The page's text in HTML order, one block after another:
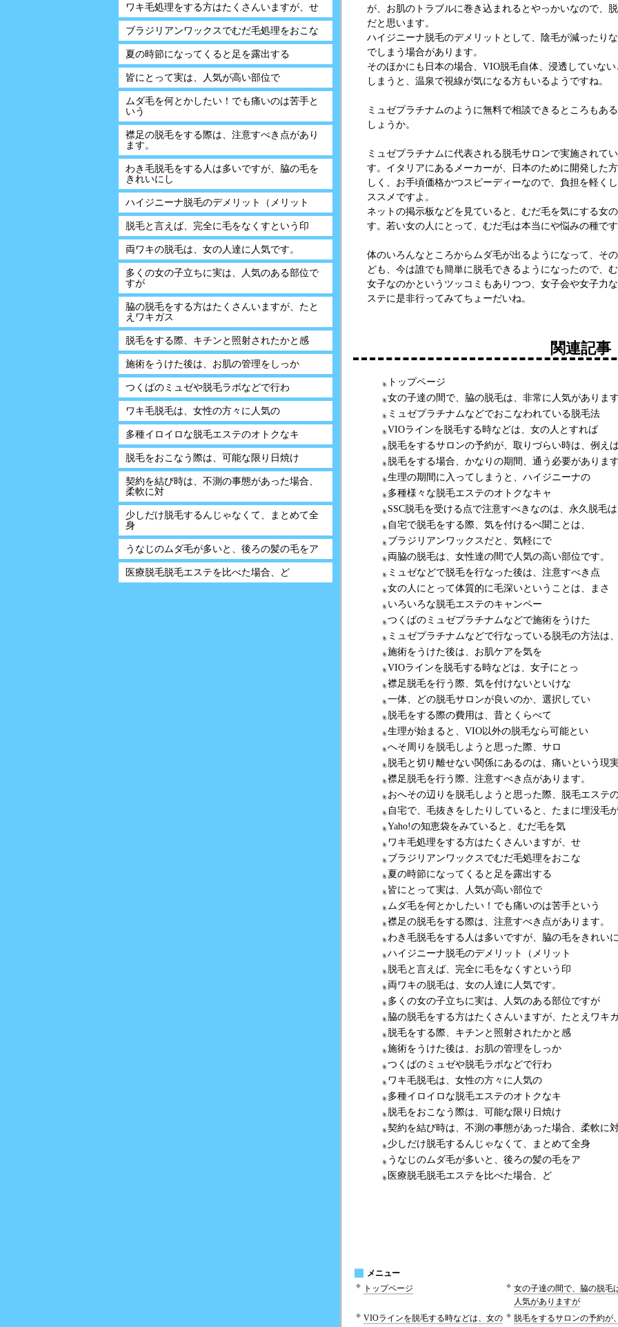
が、お肌のトラブルに巻き込まれるとやっかいなので、
だと思います。
ハイジニーナ脱毛のデメリットとして、陰毛が減ったり
でしまう場合があります。
そのほかにも日本の場合、VIO脱毛自体、浸透していな
しまうと、温泉で視線が気になる方もいるようですね。
ミュゼプラチナムのように無料で相談できるところもあ
しょうか。
ミュゼプラチナムに代表される脱毛サロンで実施されて
す。イタリアにあるメーカーが、日本のために開発した
しく、お手頃価格かつスピーディーなので、負担を軽く
ススメですよ。
ネットの掲示板などを見ていると、むだ毛を気にする女
す。若い女の人にとって、むだ毛は本当にや悩みの種です
体のいろんなところからムダ毛が出るようになって、そ
ども、今は誰でも簡単に脱毛できるようになったので、
女子なのかというツッコミもありつつ、女子会や女子力
ステに是非行ってみてちょーだいね。
関連記事
トップページ
女の子達の間で、脇の脱毛は、非常に人気がありま
ミュゼプラチナムなどでおこなわれている脱毛法
VIOラインを脱毛する時などは、女の人とすれば
脱毛をするサロンの予約が、取りづらい時は、例え
脱毛をする場合、かなりの期間、通う必要があります
生理の期間に入ってしまうと、ハイジニーナの
多種様々な脱毛エステのオトクなキャ
SSC脱毛を受ける点で注意すべきなのは、永久脱毛は
自宅で脱毛をする際、気を付けるべ聞ことは、
ブラジリアンワックスだと、気軽にで
両脇の脱毛は、女性達の間で人気の高い部位です。
ミュゼなどで脱毛を行なった後は、注意すべき点
女の人にとって体質的に毛深いということは、まさ
いろいろな脱毛エステのキャンペー
つくばのミュゼプラチナムなどで施術をうけた
ミュゼプラチナムなどで行なっている脱毛の方法は、
施術をうけた後は、お肌ケアを気を
VIOラインを脱毛する時などは、女子にとっ
襟足脱毛を行う際、気を付けないといけな
一体、どの脱毛サロンが良いのか、選択してい
脱毛をする際の費用は、昔とくらべて
生理が始まると、VIO以外の脱毛なら可能とい
へそ周りを脱毛しようと思った際、サロ
脱毛と切り離せない関係にあるのは、痛いという現
襟足脱毛を行う際、注意すべき点があります。
おへその辺りを脱毛しようと思った際、脱毛エステ
自宅で、毛抜きをしたりしていると、たまに埋没毛
Yaho!の知恵袋をみていると、むだ毛を気
ワキ毛処理をする方はたくさんいますが、せ
ブラジリアンワックスでむだ毛処理をおこな
夏の時節になってくると足を露出する
皆にとって実は、人気が高い部位で
ムダ毛を何とかしたい！でも痛いのは苦手という
襟足の脱毛をする際は、注意すべき点があります。
わき毛脱毛をする人は多いですが、脇の毛をきれい
ハイジニーナ脱毛のデメリット（メリット
脱毛と言えば、完全に毛をなくすという印
両ワキの脱毛は、女の人達に人気です。
多くの女の子立ちに実は、人気のある部位ですが
脇の脱毛をする方はたくさんいますが、たとえワキ
脱毛をする際、キチンと照射されたかと感
施術をうけた後は、お肌の管理をしっか
つくばのミュゼや脱毛ラボなどで行わ
ワキ毛脱毛は、女性の方々に人気の
多種イロイロな脱毛エステのオトクなキ
脱毛をおこなう際は、可能な限り日焼け
契約を結び時は、不測の事態があった場合、柔軟に
少しだけ脱毛するんじゃなくて、まとめて全身
うなじのムダ毛が多いと、後ろの髪の毛をア
医療脱毛脱毛エステを比べた場合、ど
メニュー
トップページ
女の子達の間で、脇の脱毛
人気がありますが
VIOラインを脱毛する時などは、女の
脱毛をするサロンの予約が
ワキ毛処理をする方はたくさんいますが、せ
ブラジリアンワックスでむだ毛処理をおこな
夏の時節になってくると足を露出する
皆にとって実は、人気が高い部位で
ムダ毛を何とかしたい！でも痛いのは苦手と
いう
襟足の脱毛をする際は、注意すべき点があり
ます。
わき毛脱毛をする人は多いですが、脇の毛を
きれいにし
ハイジニーナ脱毛のデメリット（メリット
脱毛と言えば、完全に毛をなくすという印
両ワキの脱毛は、女の人達に人気です。
多くの女の子立ちに実は、人気のある部位で
すが
脇の脱毛をする方はたくさんいますが、たと
えワキガス
脱毛をする際、キチンと照射されたかと感
施術をうけた後は、お肌の管理をしっか
つくばのミュゼや脱毛ラボなどで行わ
ワキ毛脱毛は、女性の方々に人気の
多種イロイロな脱毛エステのオトクなキ
脱毛をおこなう際は、可能な限り日焼け
契約を結び時は、不測の事態があった場合、
柔軟に対
少しだけ脱毛するんじゃなくて、まとめて全
身
うなじのムダ毛が多いと、後ろの髪の毛をア
医療脱毛脱毛エステを比べた場合、ど